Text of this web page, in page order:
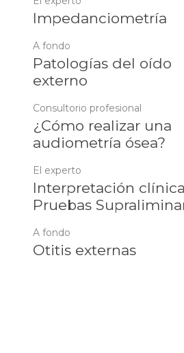
Impedanciometría
A fondo
Patologías del oído
externo
Consultorio profesional
¿Cómo realizar una
audiometría ósea?
El experto
Interpretación
Pruebas
A fondo
Otitis externas